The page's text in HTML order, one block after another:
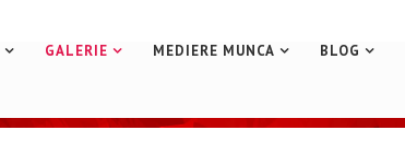
GALERIE MEDIERE MUNCA BLOG